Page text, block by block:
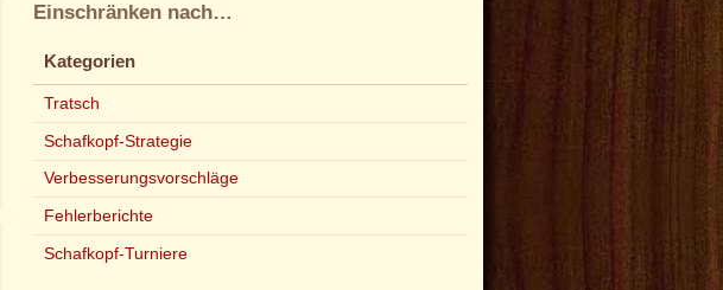
Einschränken nach…
Kategorien
Tratsch
Schafkopf-Strategie
Verbesserungsvorschläge
Fehlerberichte
Schafkopf-Turniere